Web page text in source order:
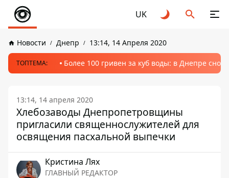
UK
Новости Днепр 13:14, 14 Апреля 2020
ТОПТЕМА: Более 100 гривен за куб воды: в Днепре
13:14, 14 апреля 2020
Хлебозаводы Днепропетровщины
пригласили священнослужителей для
освящения пасхальной выпечки
Кристина Лях
ГЛАВНЫЙ РЕДАКТОР